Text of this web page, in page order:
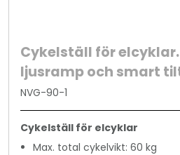
Cykelställ för
ljusramp och smart
NVG-90-1
Cykelställ för elcyklar
Max. total cykelvikt: 60 kg